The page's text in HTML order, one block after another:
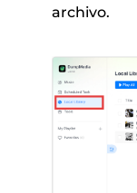
archivo.